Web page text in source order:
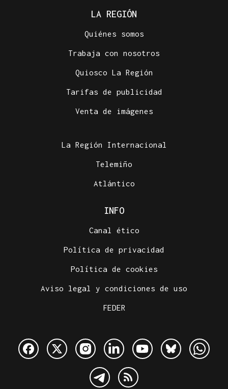
LA REGIÓN
Quiénes somos
Trabaja con nosotros
Quiosco La Región
Tarifas de publicidad
Venta de imágenes
La Región Internacional
Telemiño
Atlántico
INFO
Canal ético
Política de privacidad
Política de cookies
Aviso legal y condiciones de uso
FEDER